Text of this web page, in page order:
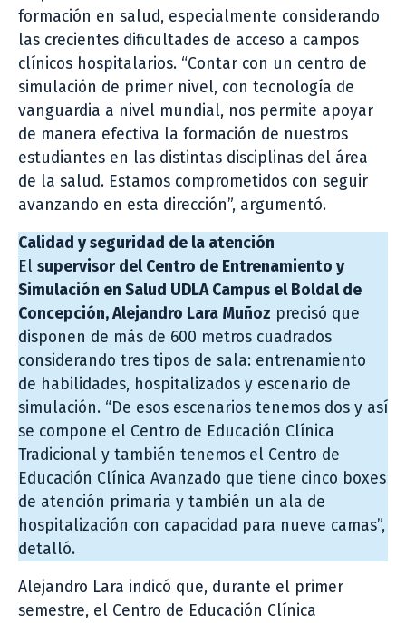
formación en salud, especialmente considerando
las crecientes dificultades de acceso a campos
clínicos hospitalarios. “Contar con un centro de
simulación de primer nivel, con tecnología de
vanguardia a nivel mundial, nos permite apoyar
de manera efectiva la formación de nuestros
estudiantes en las distintas disciplinas del área
de la salud. Estamos comprometidos con seguir
avanzando en esta dirección”, argumentó.
Calidad y seguridad de la atención
El supervisor del Centro de Entrenamiento y
Simulación en Salud UDLA Campus el Boldal de
Concepción, Alejandro Lara Muñoz precisó que
disponen de más de 600 metros cuadrados
considerando tres tipos de sala: entrenamiento
de habilidades, hospitalizados y escenario de
simulación. “De esos escenarios tenemos dos y así
se compone el Centro de Educación Clínica
Tradicional y también tenemos el Centro de
Educación Clínica Avanzado que tiene cinco boxes
de atención primaria y también un ala de
hospitalización con capacidad para nueve camas”,
detalló.
Alejandro Lara indicó que, durante el primer
semestre, el Centro de Educación Clínica